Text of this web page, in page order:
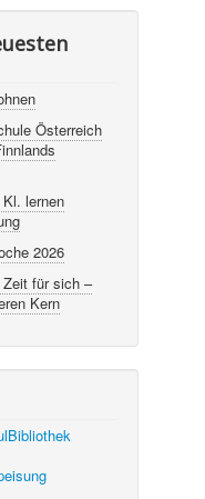
Österreich
lernen
2026
für sich –
Kern